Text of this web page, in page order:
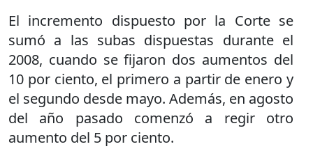
El incremento dispuesto por la Corte se
sumó a las subas dispuestas durante el
2008, cuando se fijaron dos aumentos del
10 por ciento, el primero a partir de enero y
el segundo desde mayo. Además, en agosto
del año pasado comenzó a regir otro
aumento del 5 por ciento.